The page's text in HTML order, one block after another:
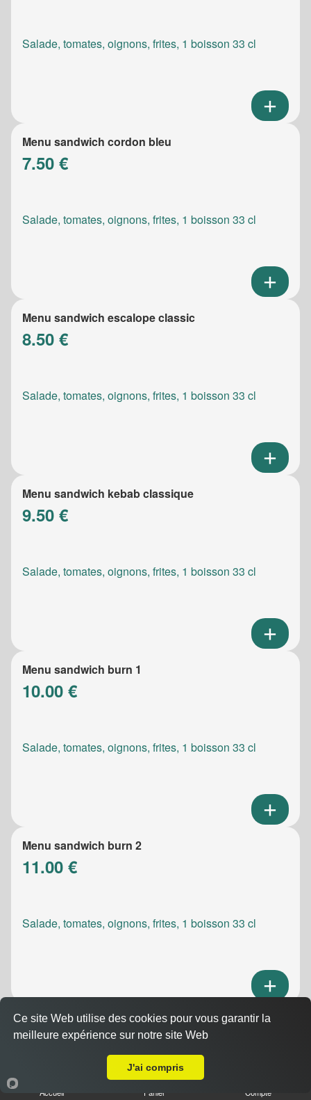
Salade, tomates, oignons, frites, 1 boisson 33 cl
Menu sandwich cordon bleu
7.50 €
Salade, tomates, oignons, frites, 1 boisson 33 cl
Menu sandwich escalope classic
8.50 €
Salade, tomates, oignons, frites, 1 boisson 33 cl
Menu sandwich kebab classique
9.50 €
Salade, tomates, oignons, frites, 1 boisson 33 cl
Menu sandwich burn 1
10.00 €
Salade, tomates, oignons, frites, 1 boisson 33 cl
Menu sandwich burn 2
11.00 €
Salade, tomates, oignons, frites, 1 boisson 33 cl
Menu sandwich meatic
10.50 €
Accueil Panier Compte
Ce site Web utilise des cookies pour vous garantir la
meilleure expérience sur notre site Web
J'ai compris